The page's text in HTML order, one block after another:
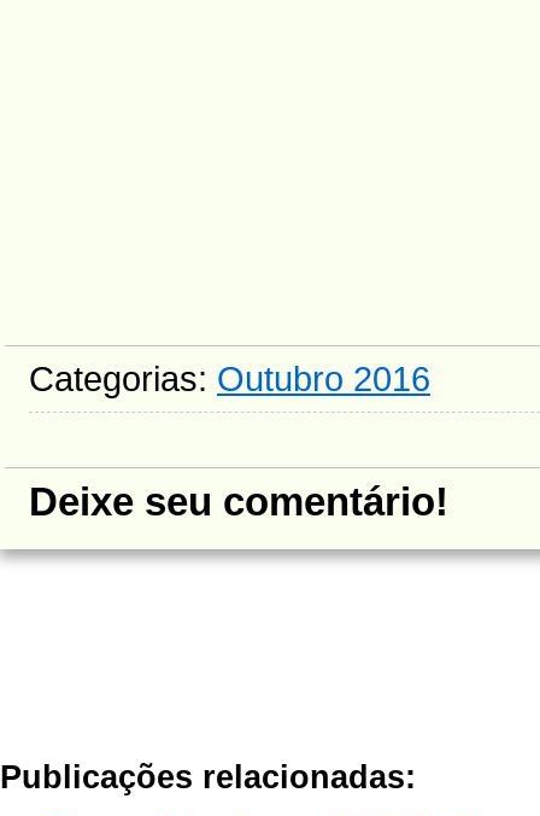
Categorias: Outubro 2016
Deixe seu comentário!
Publicações relacionadas: